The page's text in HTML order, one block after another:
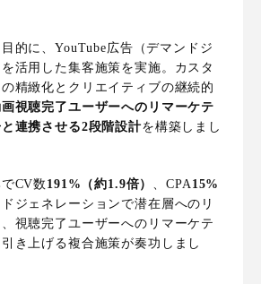
的に、YouTube広告（デマンドジ
活用した集客施策を実施。カスタ
精緻化とクリエイティブの継続的
視聴完了ユーザーへのリマーケテ
連携させる2段階設計を構築しまし
CV数191%（約1.9倍） 、CPA 15%
ジェネレーションで潜在層へのリ
視聴完了ユーザーへのリマーケテ
き上げる複合施策が奏功しまし